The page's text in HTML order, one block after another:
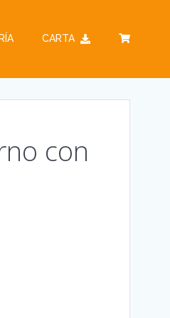
CARTA
con